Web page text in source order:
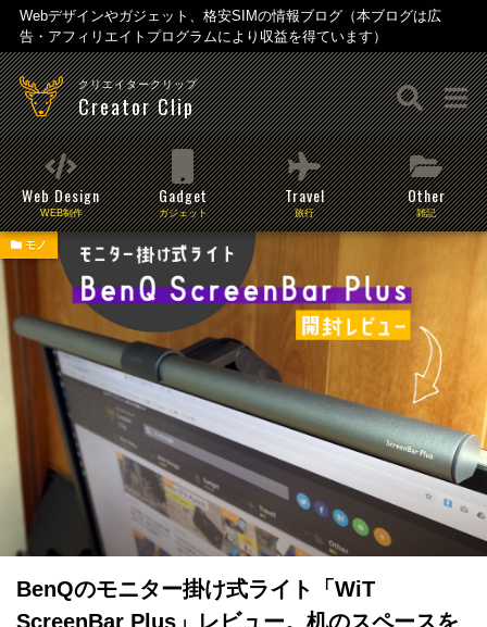
Webデザインやガジェット、格安SIMの情報ブログ（本ブログは広
告・アフィリエイトプログラムにより収益を得ています）
クリエイタークリップ
Creator Clip
Web Design
WEB制作
Gadget
ガジェット
Travel
旅行
Other
雑記
モノ
BenQのモニター掛け式ライト「WiT
ScreenBar Plus」レビュー。机のスペースを